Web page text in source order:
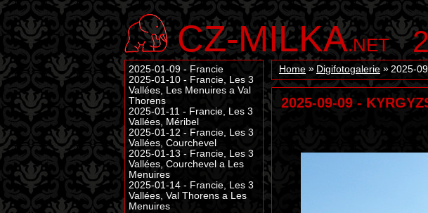
CZ-MILKA.NET
Home Digifotogalerie 2025-
2025-09-09 -
2025-01-09 - Francie
2025-01-10 - Francie, Les 3
Vallées, Les Menuires a Val
Thorens
2025-01-11 - Francie, Les 3
Vallées, Méribel
2025-01-12 - Francie, Les 3
Vallées, Courchevel
2025-01-13 - Francie, Les 3
Vallées, Courchevel a Les
Menuires
2025-01-14 - Francie, Les 3
Vallées, Val Thorens a Les
Menuires